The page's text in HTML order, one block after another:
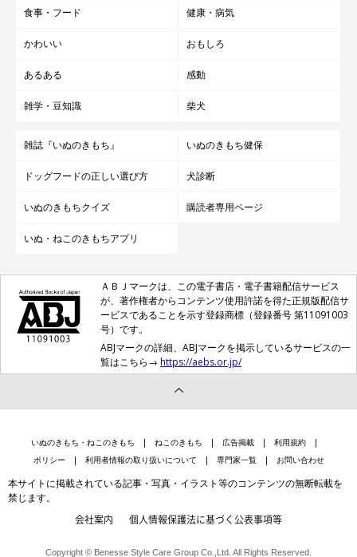
食事・フード 健康・病気
かわいい おもしろ
あるある 感動
雑学・豆知識 柴犬
雑誌『いぬのきもち』 いぬのきもち健保
ドッグフードの正しい選び方 犬診断
いぬのきもちクイズ 購読者専用ページ
いぬ・ねこのきもちアプリ
ＡＢＪマークは、この電子書店・電子書籍配信サービス
が、著作権者からコンテンツ使用許諾を得た正規版配信サ
ービスであることを示す登録商標（登録番号 第11091003
号）です。
ABJマークの詳細、ABJマークを掲示しているサービスの一
覧はこちら→ https://aebs.or.jp/
いぬのきもち・ねこのきもち ねこのきもち 広告掲載
利用規約
ポリシー
利用者情報の取り扱いについて 専門家一覧 お問い合わせ
本サイトに掲載されている記事・写真・イラスト等のコンテンツの無断転載を
禁じます。
会社案内 個人情報保護法に基づく公表事項等
Copyright © Benesse Style Care Group Co.,Ltd. All Rights Reserved.